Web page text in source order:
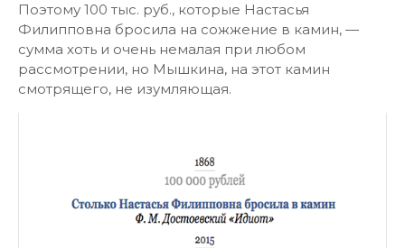
Поэтому 100 тыс. руб., которые Настасья
Филипповна бросила на сожжение в камин, —
сумма хоть и очень немалая при любом
рассмотрении, но Мышкина, на этот камин
смотрящего, не изумляющая.